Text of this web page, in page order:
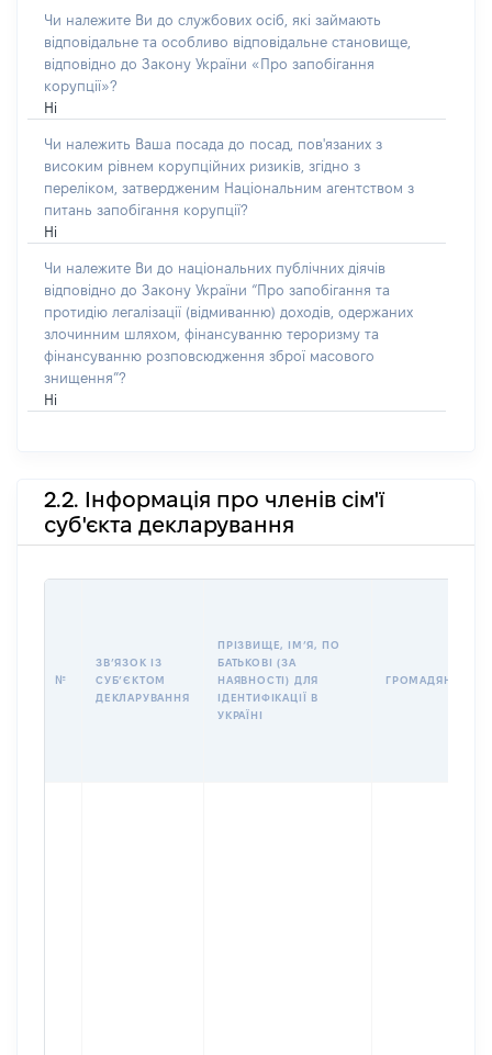
Чи належите Ви до службових осіб, які займають
відповідальне та особливо відповідальне становище,
відповідно до Закону України «Про запобігання
корупції»?
Ні
Чи належить Ваша посада до посад, пов'язаних з
високим рівнем корупційних ризиків, згідно з
переліком, затвердженим Національним агентством з
питань запобігання корупції?
Ні
Чи належите Ви до національних публічних діячів
відповідно до Закону України “Про запобігання та
протидію легалізації (відмиванню) доходів, одержаних
злочинним шляхом, фінансуванню тероризму та
фінансуванню розповсюдження зброї масового
знищення”?
Ні
2.2. Інформація про членів сім'ї
суб'єкта декларування
№
ЗВʼЯЗОК ІЗ
СУБʼЄКТОМ
ДЕКЛАРУВАННЯ
ПРІЗВИЩЕ, ІМʼЯ, ПО
БАТЬКОВІ (ЗА
НАЯВНОСТІ) ДЛЯ
ІДЕНТИФІКАЦІЇ В
УКРАЇНІ
ГРОМАДЯНСТВО